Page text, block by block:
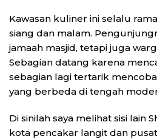
Kawasan kuliner ini selalu
siang dan malam.
jamaah masjid, tetapi juga
Sebagian datang karena
sebagian lagi tertarik
yang berbeda di tengah
Di sinilah saya melihat sisi lain
kota pencakar langit dan